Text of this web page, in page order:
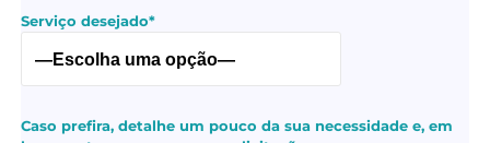
Serviço desejado*
Caso prefira, detalhe um pouco da sua necessidade e, em